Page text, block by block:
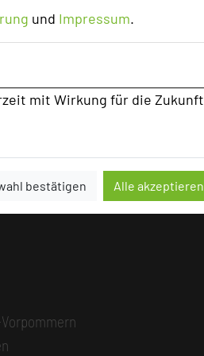
und Impressum.
mit Wirkung für die Zukunft
Auswahl bestätigen Alle akzeptieren